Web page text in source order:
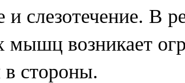
и слезотечение. В
мышц возникает
в стороны.